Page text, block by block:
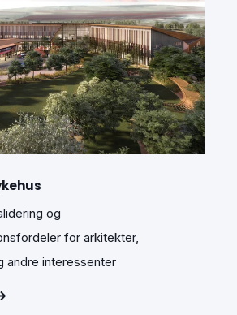
og
for arkitekter,
andre interessenter